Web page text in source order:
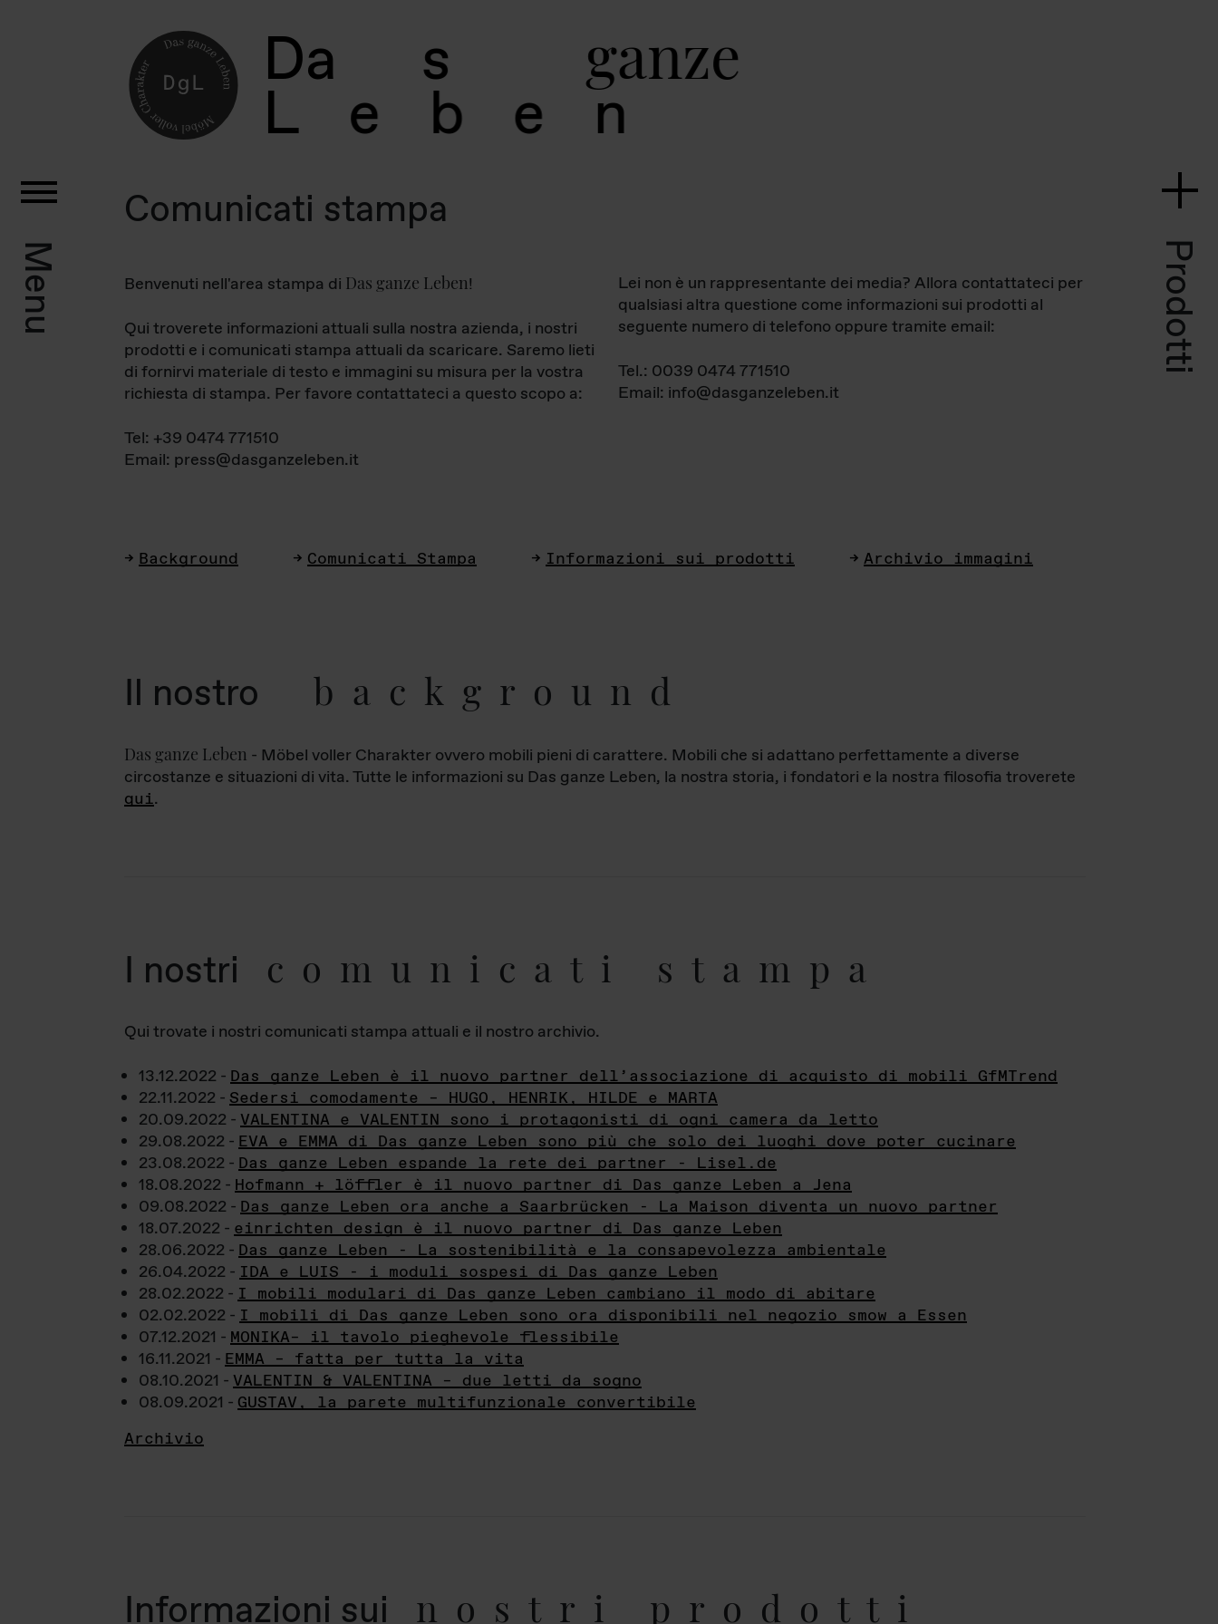
Da s ganz
L e b e
Menu Prodotti
Comunicati stampa
Benvenuti nell'area stampa di Das ganze Leben!
Qui troverete informazioni attuali sulla nostra azienda, i nostri
prodotti e i comunicati stampa attuali da scaricare. Saremo lieti
di fornirvi materiale di testo e immagini su misura per la vostra
richiesta di stampa. Per favore contattateci a questo scopo a:
Tel: +39 0474 771510
Email: press@dasganzeleben.it
Lei non è un rappresentante dei media? Allora contattateci per
qualsiasi altra questione come informazioni sui prodotti al
seguente numero di telefono oppure tramite email:
Tel.: 0039 0474 771510
Email: info@dasganzeleben.it
Background Comunicati Stampa Informazioni sui prodotti Archivio immagini
Il nostro background
Das ganze Leben - Möbel voller Charakter ovvero mobili pieni di carattere. Mobili che si adattano perfettamente a diverse
circostanze e situazioni di vita. Tutte le informazioni su Das ganze Leben, la nostra storia, i fondatori e la nostra filosofia troverete
qui.
I nostri comunicati stampa
Qui trovate i nostri comunicati stampa attuali e il nostro archivio.
13.12.2022 - Das ganze Leben è il nuovo partner dell’associazione di acquisto di mobili GfMTrend
22.11.2022 - Sedersi comodamente – HUGO, HENRIK, HILDE e MARTA
20.09.2022 - VALENTINA e VALENTIN sono i protagonisti di ogni camera da letto
29.08.2022 - EVA e EMMA di Das ganze Leben sono più che solo dei luoghi dove poter cucinare
23.08.2022 - Das ganze Leben espande la rete dei partner - Lisel.de
18.08.2022 - Hofmann + löffler è il nuovo partner di Das ganze Leben a Jena
09.08.2022 - Das ganze Leben ora anche a Saarbrücken - La Maison diventa un nuovo partner
18.07.2022 - einrichten design è il nuovo partner di Das ganze Leben
28.06.2022 - Das ganze Leben - La sostenibilità e la consapevolezza ambientale
26.04.2022 - IDA e LUIS - i moduli sospesi di Das ganze Leben
28.02.2022 - I mobili modulari di Das ganze Leben cambiano il modo di abitare
02.02.2022 - I mobili di Das ganze Leben sono ora disponibili nel negozio smow a Essen
07.12.2021 - MONIKA– il tavolo pieghevole flessibile
16.11.2021 - EMMA – fatta per tutta la vita
08.10.2021 - VALENTIN & VALENTINA – due letti da sogno
08.09.2021 - GUSTAV, la parete multifunzionale convertibile
Archivio
Informazioni sui nostri prodotti